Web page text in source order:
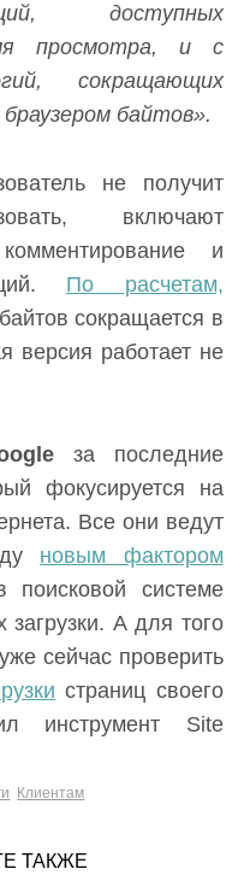
доступных
просмотра, и с
сокращающих
байтов».
не получит
включают
и
По расчетам,
сокращается в
версия работает не
за последние
фокусируется на
Все они ведут
новым фактором
поисковой системе
загрузки. А для того
сейчас проверить
страниц своего
инструмент Site
Клиентам
ТАКЖЕ